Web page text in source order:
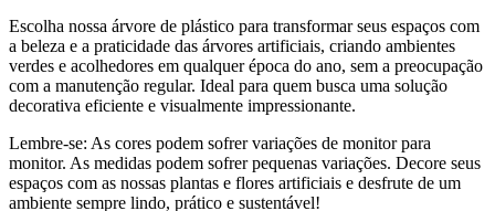
Escolha nossa árvore de plástico para transformar seus espaços com
a beleza e a praticidade das árvores artificiais, criando ambientes
verdes e acolhedores em qualquer época do ano, sem a preocupação
com a manutenção regular. Ideal para quem busca uma solução
decorativa eficiente e visualmente impressionante.
Lembre-se: As cores podem sofrer variações de monitor para
monitor. As medidas podem sofrer pequenas variações. Decore seus
espaços com as nossas plantas e flores artificiais e desfrute de um
ambiente sempre lindo, prático e sustentável!